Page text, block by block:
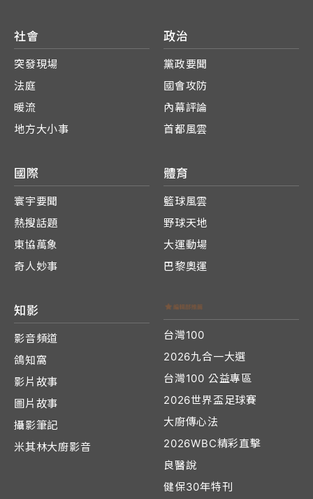
社會
突發現場
法庭
暖流
地方大小事
政治
黨政要聞
國會攻防
內幕評論
首都風雲
國際
寰宇要聞
熱搜話題
東協萬象
奇人妙事
體育
籃球風雲
野球天地
大運動場
巴黎奧運
知影
影音頻道
鴿知窩
影片故事
圖片故事
攝影筆記
米其林大廚影音
台灣100
2026九合一大選
台灣100 公益專區
2026世界盃足球賽
大廚傳心法
2026WBC精彩直擊
良醫說
健保30年特刊